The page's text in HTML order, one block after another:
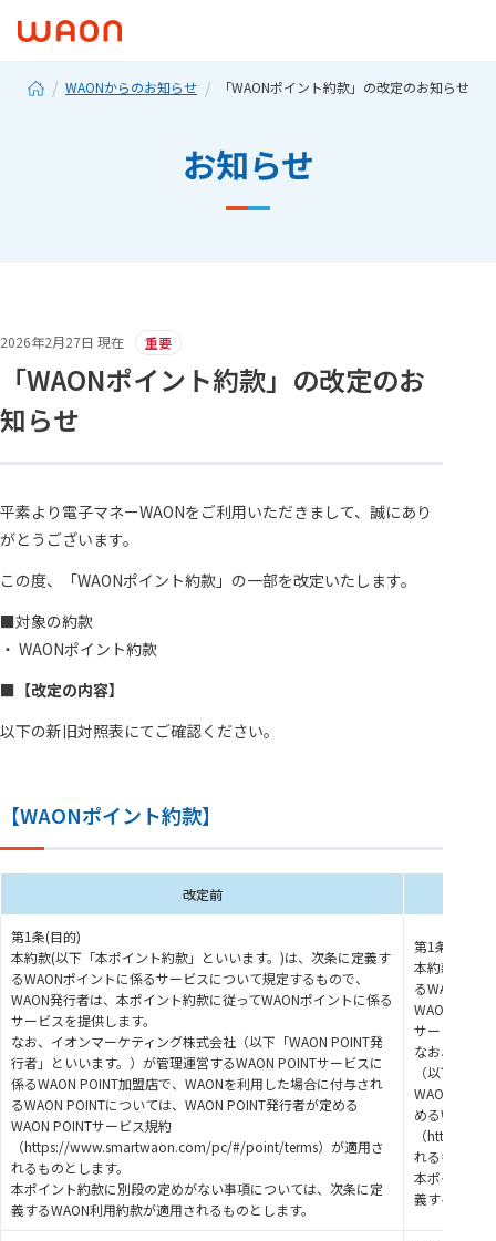
WAONからのお知らせ 「WAONポイント約款」の改定のお知らせ
お知らせ
2026年2月27日 現在 重要
「WAONポイント約款」の改定のお
知らせ
平素より電子マネーWAONをご利用いただきまして、誠にあり
がとうございます。
この度、「WAONポイント約款」の一部を改定いたします。
■対象の約款
・ WAONポイント約款
■【改定の内容】
以下の新旧対照表にてご確認ください。
【WAONポイント約款】
改定前
第1条(目的)
本約款(以下「本ポイント約款」といいます。)は、次条に定義す
るWAONポイントに係るサービスについて規定するもので、
WAON発行者は、本ポイント約款に従ってWAONポイントに係る
サービスを提供します。
なお、イオンマーケティング株式会社（以下「WAON POINT発
行者」といいます。）が管理運営するWAON POINTサービスに
係るWAON POINT加盟店で、WAONを利用した場合に付与され
るWAON POINTについては、WAON POINT発行者が定める
WAON POINTサービス規約
（https://www.smartwaon.com/pc/#/point/terms）が適用さ
れるものとします。
本ポイント約款に別段の定めがない事項については、次条に定
義するWAON利用約款が適用されるものとします。
第1条(目的)
本約款(以下
るWAONポ
WAON発行
サービスを
なお、付与
（以下「
WAON
めるWAON
（https://
れるものと
本ポイント
義する